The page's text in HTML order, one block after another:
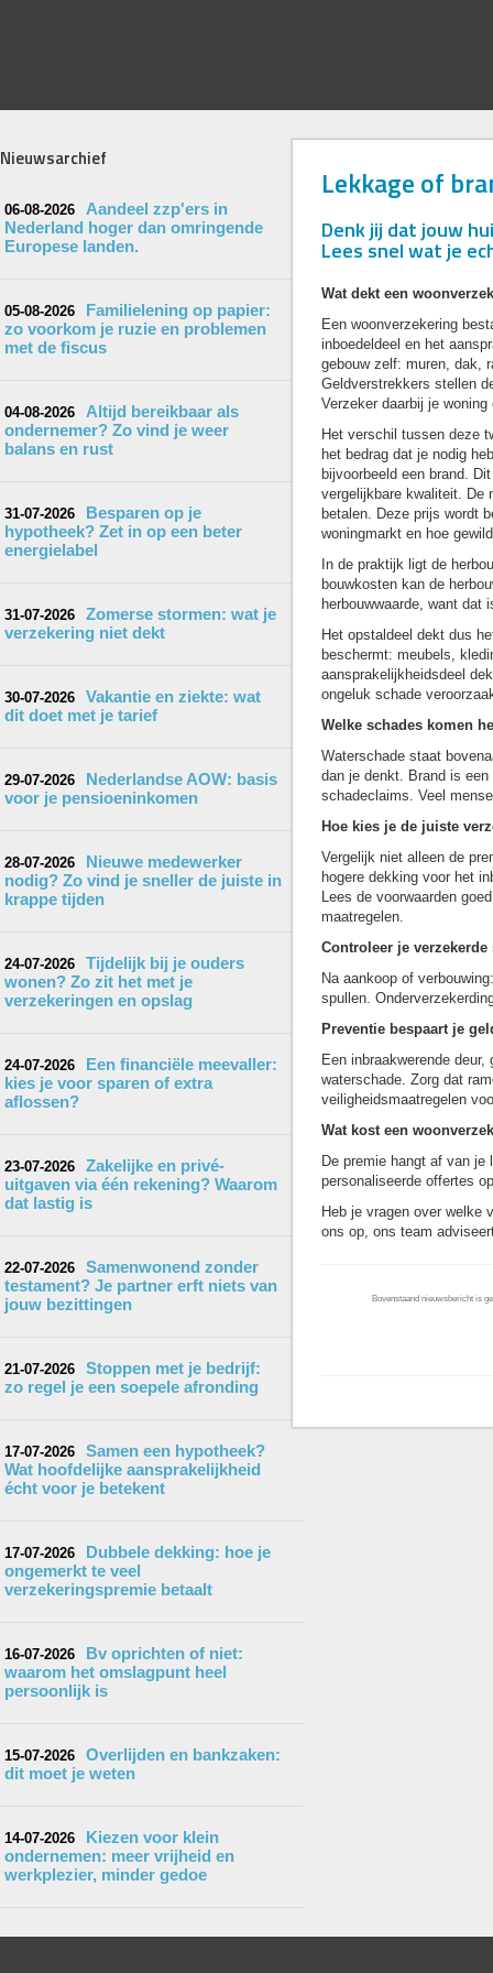
Nieuwsarchief
06-08-2026
Aandeel zzp'ers in
Nederland hoger dan omringende
Europese landen.
05-08-2026
Familielening op papier:
zo voorkom je ruzie en problemen
met de fiscus
04-08-2026
Altijd bereikbaar als
ondernemer? Zo vind je weer
balans en rust
31-07-2026
Besparen op je
hypotheek? Zet in op een beter
energielabel
31-07-2026
Zomerse stormen: wat je
verzekering niet dekt
30-07-2026
Vakantie en ziekte: wat
dit doet met je tarief
29-07-2026
Nederlandse AOW: basis
voor je pensioeninkomen
28-07-2026
Nieuwe medewerker
nodig? Zo vind je sneller de juiste in
krappe tijden
24-07-2026
Tijdelijk bij je ouders
wonen? Zo zit het met je
verzekeringen en opslag
24-07-2026
Een financiële meevaller:
kies je voor sparen of extra
aflossen?
23-07-2026
Zakelijke en privé-
uitgaven via één rekening? Waarom
dat lastig is
22-07-2026
Samenwonend zonder
testament? Je partner erft niets van
jouw bezittingen
21-07-2026
Stoppen met je bedrijf:
zo regel je een soepele afronding
17-07-2026
Samen een hypotheek?
Wat hoofdelijke aansprakelijkheid
écht voor je betekent
17-07-2026
Dubbele dekking: hoe je
ongemerkt te veel
verzekeringspremie betaalt
16-07-2026
Bv oprichten of niet:
waarom het omslagpunt heel
persoonlijk is
15-07-2026
Overlijden en bankzaken:
dit moet je weten
14-07-2026
Kiezen voor klein
ondernemen: meer vrijheid en
werkplezier, minder gedoe
Lekkage of
Denk jij dat jouw
Lees snel wat je
Wat dekt een
Een woonverzekering
inboedeldeel en het
gebouw zelf: muren, dak,
Geldverstrekkers stellen
Verzeker daarbij je
Het verschil tussen deze
het bedrag dat je nodig
bijvoorbeeld een brand.
vergelijkbare kwaliteit. De
betalen. Deze prijs wordt
woningmarkt en hoe
In de praktijk ligt de
bouwkosten kan de
herbouwwaarde, want dat
Het opstaldeel dekt dus
beschermt: meubels,
aansprakelijkheidsdeel
ongeluk schade
Welke schades komen
Waterschade staat
dan je denkt. Brand is
schadeclaims. Veel
Hoe kies je de juiste
Vergelijk niet alleen de
hogere dekking voor het
Lees de voorwaarden
maatregelen.
Controleer je verzekerde
Na aankoop of
spullen.
Preventie bespaart je
Een inbraakwerende
waterschade. Zorg dat
veiligheidsmaatregelen
Wat kost een
De premie hangt af van
personaliseerde offertes
Heb je vragen over welke
ons op, ons team
Bovenstaand nieuwsbericht is